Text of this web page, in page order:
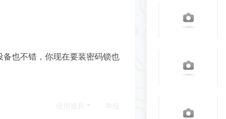
也不错，你现在要装密码锁也